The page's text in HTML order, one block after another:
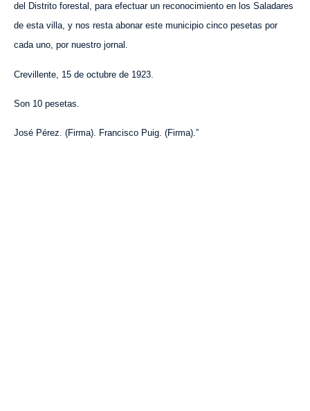
del Distrito forestal, para efectuar un reconocimiento en los Saladares
de esta villa, y nos resta abonar este municipio cinco pesetas por
cada uno, por nuestro jornal.
Crevillente, 15 de octubre de 1923.
Son 10 pesetas.
José Pérez. (Firma). Francisco Puig. (Firma).”